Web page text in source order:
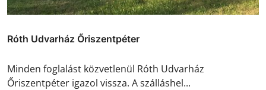
Róth Udvarház Őriszentpéter
Minden foglalást közvetlenül Róth Udvarház
Őriszentpéter igazol vissza. A szálláshel...